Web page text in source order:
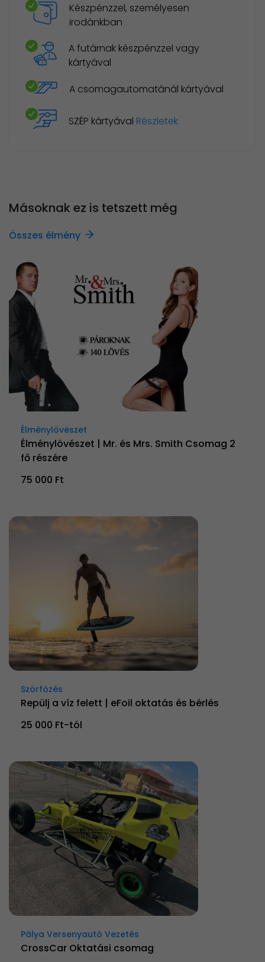
Készpénzzel, személyesen
irodánkban
A futárnak készpénzzel vagy
kártyával
A csomagautomatánál kártyával
SZÉP kártyával Részletek
Másoknak ez is tetszett még
Összes élmény
Élménylövészet
Élménylövészet | Mr. és Mrs. Smith Csomag 2
fő részére
75 000 Ft
Szörfözés
Repülj a víz felett | eFoil oktatás és bérlés
25 000 Ft-tól
Pálya Versenyautó Vezetés
CrossCar Oktatási csomag